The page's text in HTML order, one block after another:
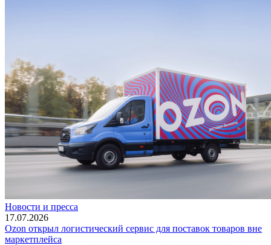
Новости и пресса
17.07.2026
Ozon открыл логистический сервис для поставок товаров вне
маркетплейса